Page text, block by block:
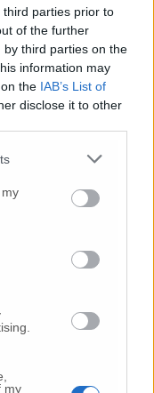
parties prior to
of the further
third parties on the
information may
the IAB’s List of
disclose it to other
my
soli
educatrici
femminicidio: